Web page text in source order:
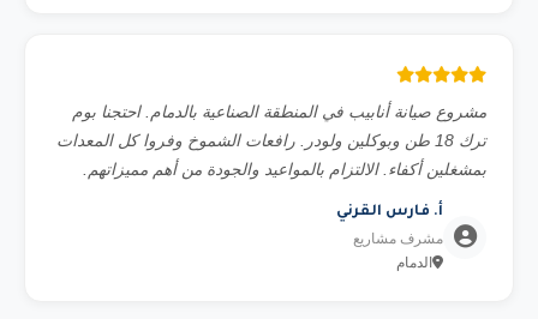
مشروع صيانة أنابيب في المنطقة الصناعية بالدمام. احتجنا بوم
ترك 18 طن وبوكلين ولودر. رافعات الشموخ وفروا كل المعدات
بمشغلين أكفاء. الالتزام بالمواعيد والجودة من أهم مميزاتهم.
أ. فارس القرني
مشرف مشاريع
الدمام